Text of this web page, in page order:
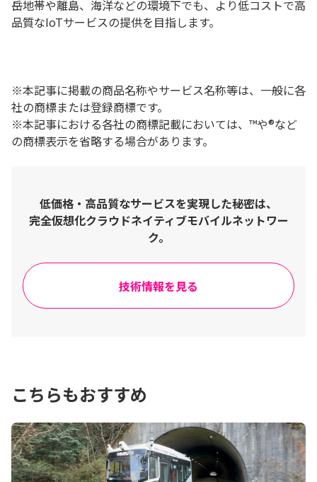
岳地帯や離島、海洋などの環境下でも、より低コストで高
品質なIoTサービスの提供を目指します。
※本記事に掲載の商品名称やサービス名称等は、一般に各
社の商標または登録商標です。
※本記事における各社の商標記載においては、™や®など
の商標表示を省略する場合があります。
低価格・高品質なサービスを実現した秘密は、
完全仮想化クラウドネイティブモバイルネットワー
ク。
技術情報を見る
こちらもおすすめ